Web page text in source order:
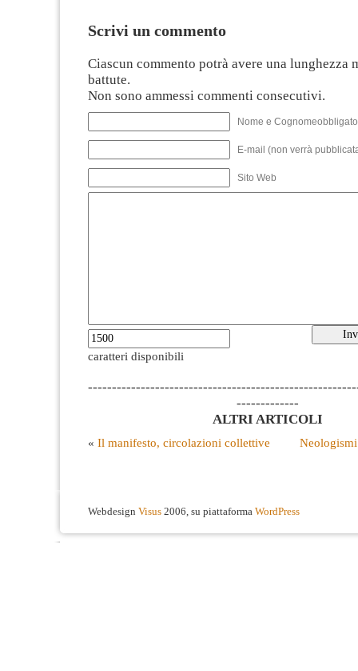
Scrivi un commento
Ciascun commento potrà avere una lunghezza
battute.
Non sono ammessi commenti consecutivi.
Nome e
E-mail (non verrà
Sito Web
caratteri disponibili
-------------
ALTRI ARTICOLI
« Il manifesto, circolazioni collettive
Webdesign Visus 2006, su piattaforma WordPress